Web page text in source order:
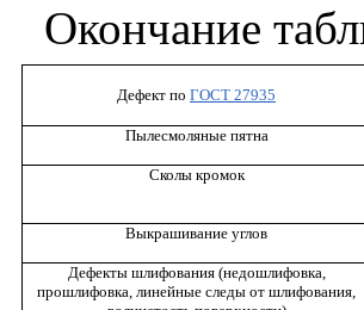
Окончание
Дефект по ГОСТ 27935
Пылесмоляные пятна
Сколы кромок
Выкрашивание углов
Дефекты шлифования (недошлифовка,
прошлифовка, линейные следы от шлифования,